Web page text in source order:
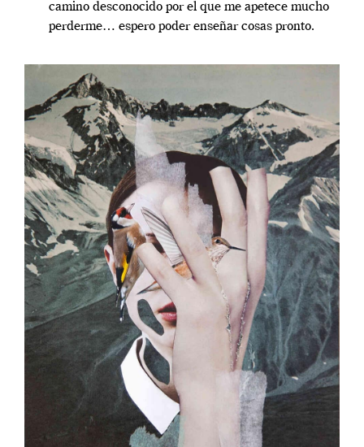
camino desconocido por el que me apetece mucho
perderme… espero poder enseñar cosas pronto.